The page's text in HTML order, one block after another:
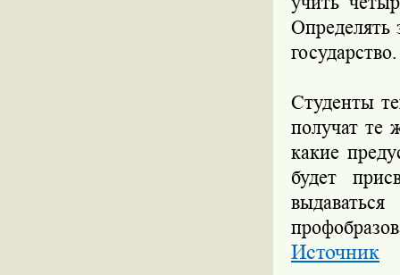
Определять
государство.
Студенты
получат те
какие
будет
Источник